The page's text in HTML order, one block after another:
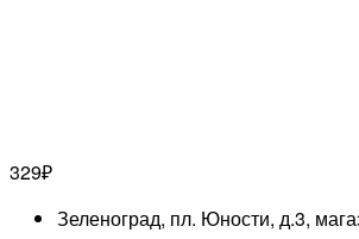
329₽
Зеленоград, пл. Юности, д.3,